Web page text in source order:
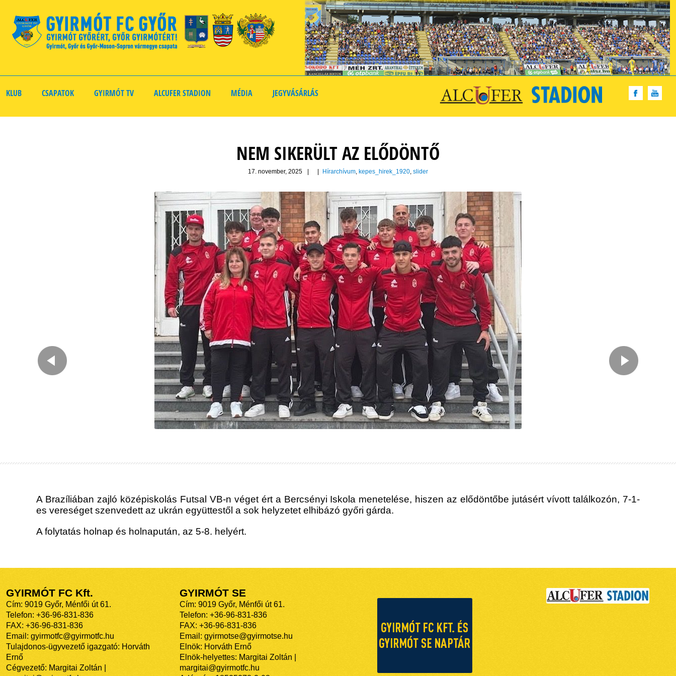
KLUB CSAPATOK GYIRMÓT TV ALCUFER STADION MÉDIA JEGYVÁSÁRLÁS
NEM SIKERÜLT AZ ELŐDÖNTŐ
17. november, 2025 Hírarchívum, kepes_hirek_1920, slider
A Brazíliában zajló középiskolás Futsal VB-n véget ért a Bercsényi Iskola menetelése, hiszen az elődöntőbe jutásért vívott találkozón, 7-1-
es vereséget szenvedett az ukrán együttestől a sok helyzetet elhibázó győri gárda.
A folytatás holnap és holnapután, az 5-8. helyért.
GYIRMÓT FC Kft.
Cím: 9019 Győr, Ménfői út 61.
Telefon: +36-96-831-836
FAX: +36-96-831-836
Email: gyirmotfc@gyirmotfc.hu
Tulajdonos-ügyvezető igazgató: Horváth
Ernő
Cégvezető: Margitai Zoltán |
GYIRMÓT SE
Cím: 9019 Győr, Ménfői út 61.
Telefon: +36-96-831-836
FAX: +36-96-831-836
Email: gyirmotse@gyirmotse.hu
Elnök: Horváth Ernő
Elnök-helyettes: Margitai Zoltán |
margitai@gyirmotfc.hu